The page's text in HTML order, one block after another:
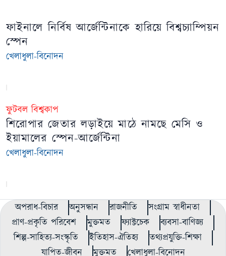
ফাইনালে নির্বিষ আর্জেন্টিনাকে হারিয়ে বিশ্বচ্যাম্পিয়ন
স্পেন
খেলাধুলা-বিনোদন
ফুটবল বিশ্বকাপ
শিরোপার জেতার লড়াইয়ে মাঠে নামছে মেসি ও
ইয়ামালের স্পেন-আর্জেন্টিনা
খেলাধুলা-বিনোদন
অপরাধ-বিচার অনুসন্ধান রাজনীতি
সংগ্রাম স্বাধীনতা
প্রাণ-প্রকৃতি পরিবেশ
মুক্তমত ফ্যাক্টচেক
ব্যবসা-বাণিজ্য
শিল্প-সাহিত্য-সংস্কৃতি
ইতিহাস-ঐতিহ্য
তথ্যপ্রযুক্তি-শিক্ষা
যাপিত-জীবন
মুক্তমত খেলাধুলা-বিনোদন